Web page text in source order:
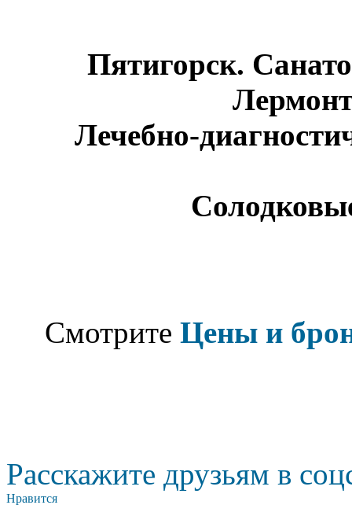
Пятигорск.
Лечебно-
Смотрите Цены и
Расскажите друзьям в
Нравится